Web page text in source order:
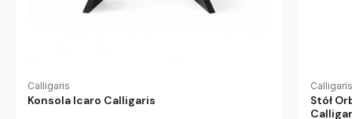
Calligaris
Konsola Icaro Calligaris
Calligaris
Stół